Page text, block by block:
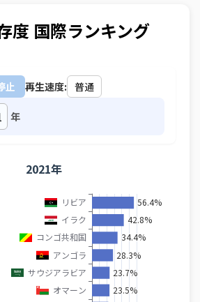
度 国際ランキング
止 再生速度:
年